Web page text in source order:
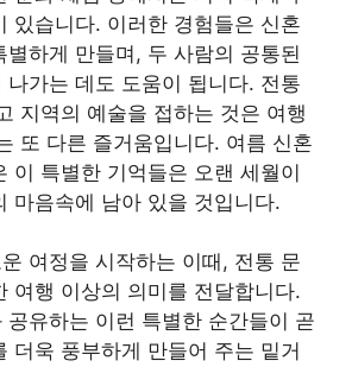
있습니다. 이러한 경험들은 신혼
별하게 만들며, 두 사람의 공통된
나가는 데도 도움이 됩니다. 전통
지역의 예술을 접하는 것은 여행
또 다른 즐거움입니다. 여름 신혼
이 특별한 기억들은 오랜 세월이
마음속에 남아 있을 것입니다.
여정을 시작하는 이때, 전통 문
여행 이상의 의미를 전달합니다.
공유하는 이런 특별한 순간들이 곧
더욱 풍부하게 만들어 주는 밑거